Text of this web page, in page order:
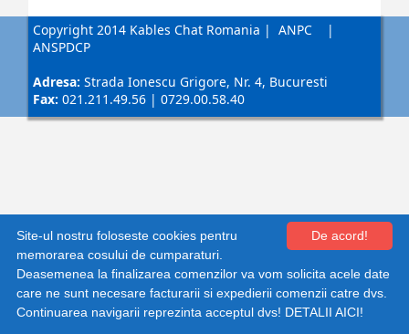
Copyright 2014 Kables Chat Romania |ANPC |
ANSPDCP
Adresa: Strada Ionescu Grigore, Nr. 4, Bucuresti
Fax: 021.211.49.56 | 0729.00.58.40
De acord!
Site-ul nostru foloseste cookies pentru
memorarea cosului de cumparaturi.
Deasemenea la finalizarea comenzilor va vom solicita acele date
care ne sunt necesare facturarii si expedierii comenzii catre dvs.
Continuarea navigarii reprezinta acceptul dvs! DETALII AICI!